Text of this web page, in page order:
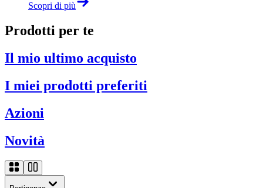
Scopri di più
Prodotti per te
Il mio ultimo acquisto
I miei prodotti preferiti
Azioni
Novità